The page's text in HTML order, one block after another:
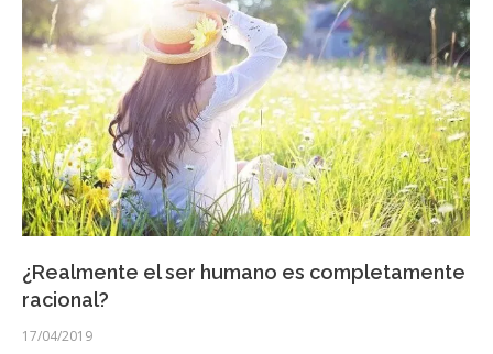
¿Realmente el ser humano es completamente
racional?
17/04/2019